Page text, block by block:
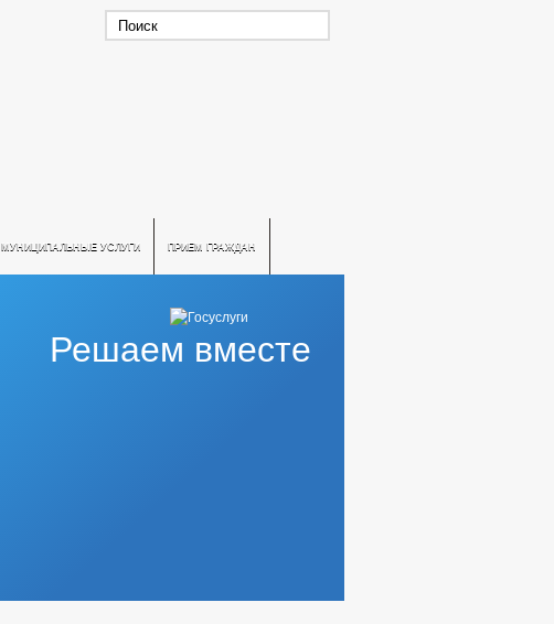
МУНИЦИПАЛЬНЫЕ УСЛУГИ ПРИЕМ ГРАЖДАН
Решаем вместе